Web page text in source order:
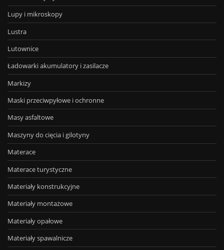
Lupy i mikroskopy
Lustra
Lutownice
Ładowarki akumulatory i zasilacze
Markizy
Maski przeciwpyłowe i ochronne
Masy asfaltowe
Maszyny do cięcia i gilotyny
Materace
Materace turystyczne
Materiały konstrukcyjne
Materiały montażowe
Materiały opałowe
Materiały spawalnicze